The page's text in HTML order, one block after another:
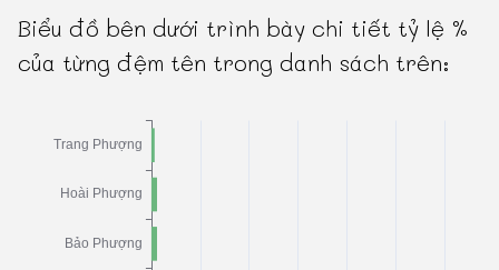
Biểu đồ bên dưới trình bày chi tiết tỷ lệ %
của từng đệm tên trong danh sách trên: